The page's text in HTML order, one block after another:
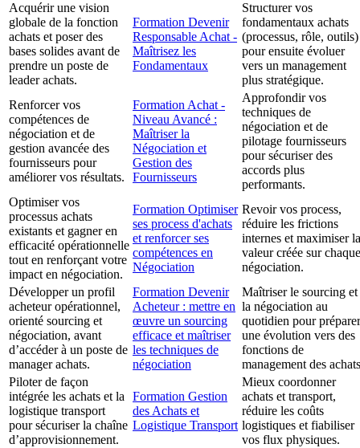
Acquérir une vision
globale de la fonction
achats et poser des
bases solides avant de
prendre un poste de
leader achats.
Formation Devenir
Responsable Achat -
Maîtrisez les
Fondamentaux
Structurer vos
fondamentaux achats
(processus, rôle, outils)
pour ensuite évoluer
vers un management
plus stratégique.
Renforcer vos
compétences de
négociation et de
gestion avancée des
fournisseurs pour
améliorer vos résultats.
Formation Achat -
Niveau Avancé :
Maîtriser la
Négociation et
Gestion des
Fournisseurs
Approfondir vos
techniques de
négociation et de
pilotage fournisseurs
pour sécuriser des
accords plus
performants.
Optimiser vos
processus achats
existants et gagner en
efficacité opérationnelle
tout en renforçant votre
impact en négociation.
Formation Optimiser
ses process d'achats
et renforcer ses
compétences en
Négociation
Revoir vos process,
réduire les frictions
internes et maximiser la
valeur créée sur chaque
négociation.
Développer un profil
acheteur opérationnel,
orienté sourcing et
négociation, avant
d’accéder à un poste de
manager achats.
Formation Devenir
Acheteur : mettre en
œuvre un sourcing
efficace et maîtriser
les techniques de
négociation
Maîtriser le sourcing et
la négociation au
quotidien pour préparer
une évolution vers des
fonctions de
management des
Piloter de façon
intégrée les achats et la
logistique transport
pour sécuriser la chaîne
d’approvisionnement.
Formation Gestion
des Achats et
Logistique Transport
Mieux coordonner
achats et transport,
réduire les coûts
logistiques et fiabiliser
vos flux physiques.